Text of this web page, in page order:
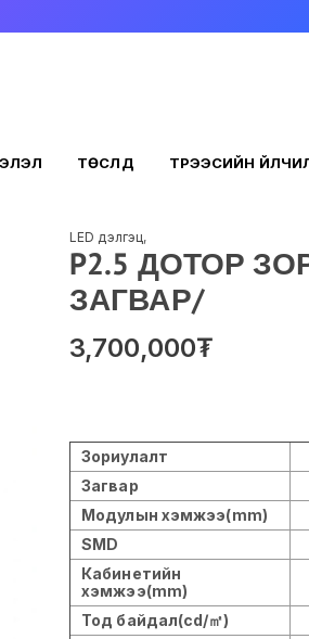
ТӨСЛҮҮД ТҮРЭЭСИЙН
LED дэлгэц,
P2.5 ДОТОР
ЗАГВАР/
3,700,000₮
Зориулалт
Загвар
Модулын хэмжээ(mm)
SMD
Кабинетийн
хэмжээ(mm)
Тод байдал(cd/㎡)